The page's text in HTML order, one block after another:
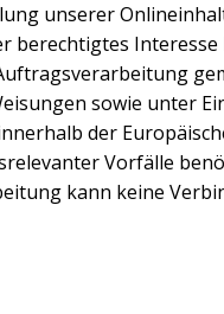
unserer
berechtigtes
sowie unter
der
Vorfälle
kann keine